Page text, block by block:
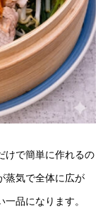
けで簡単に作れるの
蒸気で全体に広が
品になります。